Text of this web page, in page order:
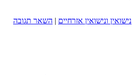
נישואין ונישואין אזרחיים | השאר תגובה